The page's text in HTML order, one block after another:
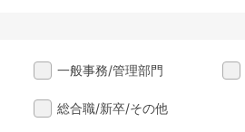
一般事務/管理部門
総合職/新卒/その他